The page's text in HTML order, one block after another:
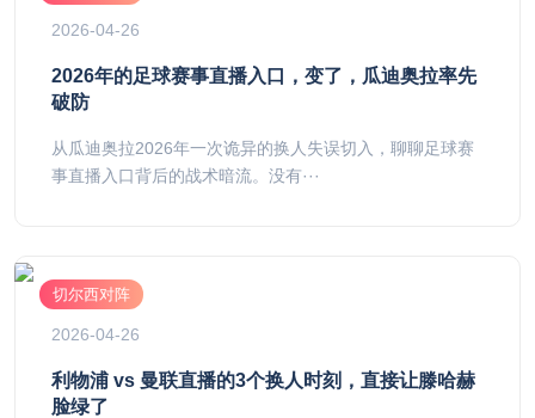
2026-04-26
2026年的足球赛事直播入口，变了，瓜迪奥拉率先
破防
从瓜迪奥拉2026年一次诡异的换人失误切入，聊聊足球赛
事直播入口背后的战术暗流。没有···
切尔西对阵
2026-04-26
利物浦 vs 曼联直播的3个换人时刻，直接让滕哈赫
脸绿了